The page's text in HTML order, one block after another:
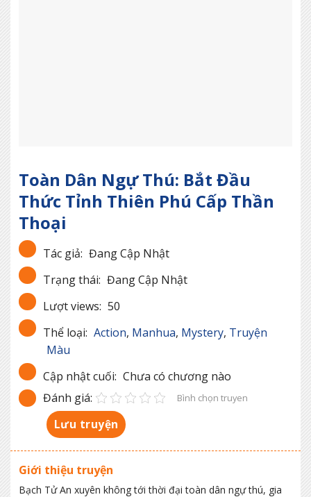
Toàn Dân Ngự Thú: Bắt Đầu
Thức Tỉnh Thiên Phú Cấp Thần
Thoại
Tác giả: Đang Cập Nhật
Trạng thái: Đang Cập Nhật
Lượt views: 50
Thể loại: Action, Manhua, Mystery, Truyện
Màu
Cập nhật cuối: Chưa có chương nào
Đánh giá:
Bình chọn truyen
Lưu truyện
Giới thiệu truyện
Bạch Tử An xuyên không tới thời đại toàn dân ngự thú, gia